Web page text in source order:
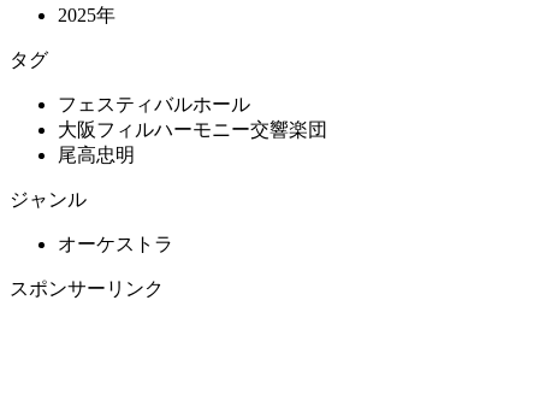
2025年
タグ
フェスティバルホール
大阪フィルハーモニー交響楽団
尾高忠明
ジャンル
オーケストラ
スポンサーリンク